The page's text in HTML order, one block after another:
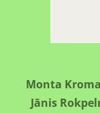
Monta
Jānis